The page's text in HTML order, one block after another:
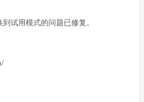
试用模式的问题已修复。